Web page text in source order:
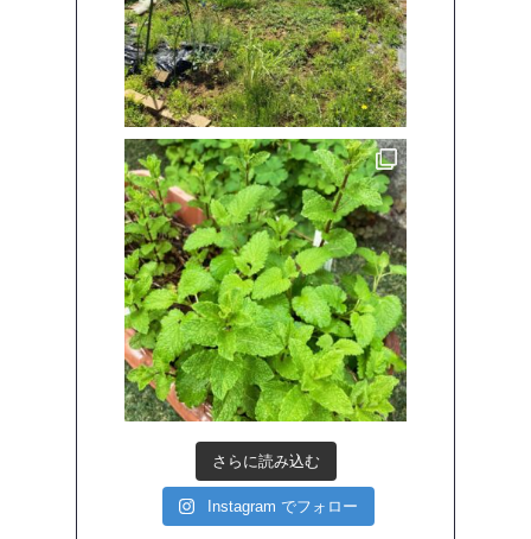
さらに読み込む
Instagram でフォロー